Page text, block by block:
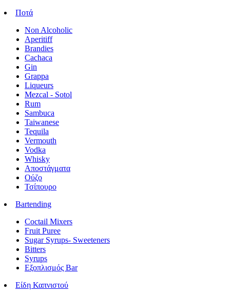
Ποτά
Non Alcoholic
Aperitiff
Brandies
Cachaca
Gin
Grappa
Liqueurs
Mezcal - Sotol
Rum
Sambuca
Taiwanese
Tequila
Vermouth
Vodka
Whisky
Αποστάγματα
Ούζο
Τσίπουρο
Bartending
Coctail Mixers
Fruit Puree
Sugar Syrups- Sweeteners
Bitters
Syrups
Εξοπλισμός Bar
Είδη Καπνιστού